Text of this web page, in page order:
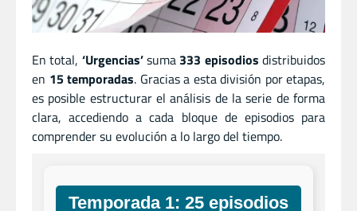
En total, ‘Urgencias’suma 333 episodios distribuidos
en 15 temporadas. Gracias a esta división por etapas,
es posible estructurar el análisis de la serie de forma
clara, accediendo a cada bloque de episodios para
comprender su evolución a lo largo del tiempo.
Temporada 1: 25 episodios